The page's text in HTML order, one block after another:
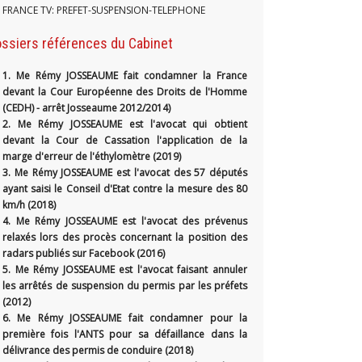
FRANCE TV: PREFET-SUSPENSION-TELEPHONE
références du Cabinet
1. Me Rémy JOSSEAUME fait condamner la France
devant la Cour Européenne des Droits de l'Homme
(CEDH) - arrêt Josseaume 2012/2014)
2. Me Rémy JOSSEAUME est l'avocat qui obtient
devant la Cour de Cassation l'application de la
marge d'erreur de l'éthylomètre (2019)
3. Me Rémy JOSSEAUME est l'avocat des 57 députés
ayant saisi le Conseil d'Etat contre la mesure des 80
km/h (2018)
4. Me Rémy JOSSEAUME est l'avocat des prévenus
relaxés lors des procès concernant la position des
radars publiés sur Facebook (2016)
5. Me Rémy JOSSEAUME est l'avocat faisant annuler
les arrêtés de suspension du permis par les préfets
(2012)
6. Me Rémy JOSSEAUME fait condamner pour la
première fois l'ANTS pour sa défaillance dans la
délivrance des permis de conduire (2018)